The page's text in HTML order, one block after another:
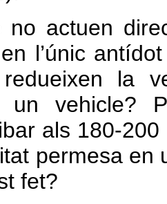
actuen
l’únic
la
un vehicle?
als 180-
permesa en
fet?